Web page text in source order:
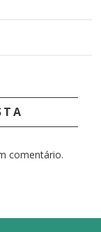
comentário.